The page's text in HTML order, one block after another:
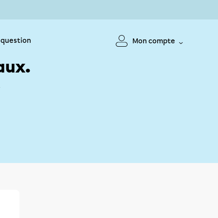
Mon compte